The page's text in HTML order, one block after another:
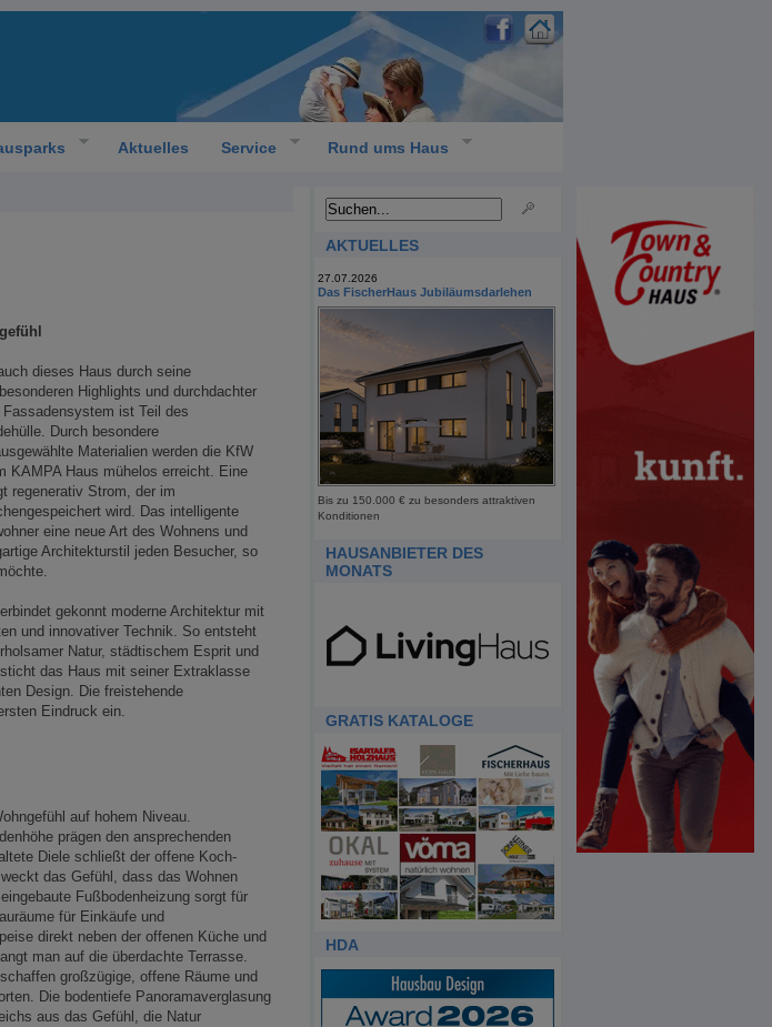
Aktuelles Service Rund ums Haus
dieses Haus durch seine
Highlights und durchdachter
ist Teil des
Durch besondere
Materialien werden die KfW
KAMPA Haus mühelos erreicht. Eine
regenerativ Strom, der im
wird. Das intelligente
eine neue Art des Wohnens und
Architekturstil jeden Besucher, so
gekonnt moderne Architektur mit
und innovativer Technik. So entsteht
Natur, städtischem Esprit und
das Haus mit seiner Extraklasse
Design. Die freistehende
Eindruck ein.
auf hohem Niveau.
prägen den ansprechenden
Diele schließt der offene Koch-
das Gefühl, dass das Wohnen
Fußbodenheizung sorgt für
für Einkäufe und
direkt neben der offenen Küche und
man auf die überdachte Terrasse.
großzügige, offene Räume und
Die bodentiefe Panoramaverglasung
aus das Gefühl, die Natur
AKTUELLES
27.07.2026
Das FischerHaus Jubiläumsdarlehen
Bis zu 150.000 € zu besonders attraktiven
Konditionen
HAUSANBIETER DES
MONATS
GRATIS KATALOGE
HDA